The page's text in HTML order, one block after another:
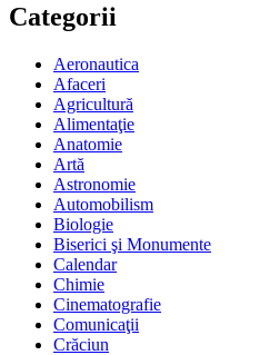
Categorii
Aeronautica
Afaceri
Agricultură
Alimentaţie
Anatomie
Artă
Astronomie
Automobilism
Biologie
Biserici şi Monumente
Calendar
Chimie
Cinematografie
Comunicaţii
Crăciun